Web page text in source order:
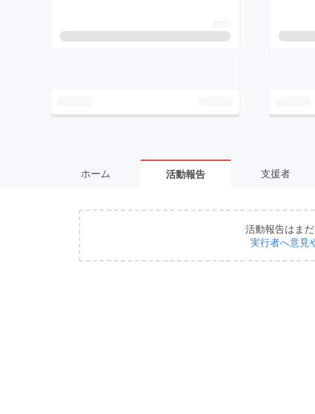
ホーム 活動報告 支援者
活動報告はま
実行者へ意見